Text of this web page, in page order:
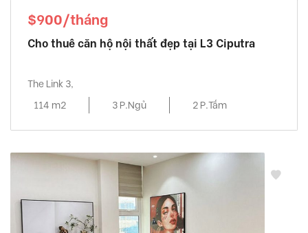
$900/tháng
Cho thuê căn hộ nội thất đẹp tại L3 Ciputra
The Link 3,
114 m2
3 P.Ngủ 2 P.Tắm